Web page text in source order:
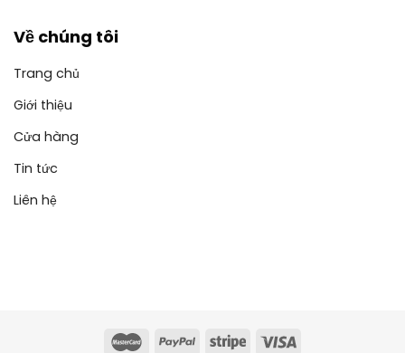
Về chúng tôi
Trang chủ
Giới thiệu
Cửa hàng
Tin tức
Liên hệ